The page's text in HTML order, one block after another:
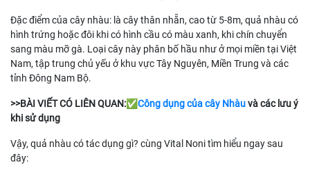
Đặc điểm của cây nhàu: là cây thân nhẵn, cao từ 5-8m, quả nhàu có
hình trứng hoặc đôi khi có hình cầu có màu xanh, khi chín chuyển
sang màu mỡ gà. Loại cây này phân bố hầu như ở mọi miền tại Việt
Nam, tập trung chủ yếu ở khu vực Tây Nguyên, Miền Trung và các
tỉnh Đông Nam Bộ.
>>BÀI VIẾT CÓ LIÊN QUAN:✅Công dụng của cây Nhàuvà các lưu ý
khi sử dụng
Vậy, quả nhàu có tác dụng gì? cùng Vital Noni tìm hiểu ngay sau
đây: